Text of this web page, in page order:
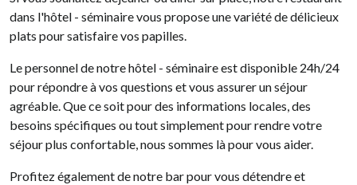
dans l'hôtel - séminaire vous propose une variété de délicieux
plats pour satisfaire vos papilles.
Le personnel de notre hôtel - séminaire est disponible 24h/24
pour répondre à vos questions et vous assurer un séjour
agréable. Que ce soit pour des informations locales, des
besoins spécifiques ou tout simplement pour rendre votre
séjour plus confortable, nous sommes là pour vous aider.
Profitez également de notre bar pour vous détendre et